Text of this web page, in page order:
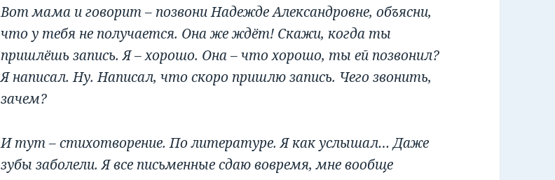
Вот мама и говорит – позвони Надежде Александровне, объясни,
что у тебя не получается. Она же ждёт! Скажи, когда ты
пришлёшь запись. Я – хорошо. Она – что хорошо, ты ей позвонил?
Я написал. Ну. Написал, что скоро пришлю запись. Чего звонить,
зачем?
И тут – стихотворение. По литературе. Я как услышал… Даже
зубы заболели. Я все письменные сдаю вовремя, мне вообще